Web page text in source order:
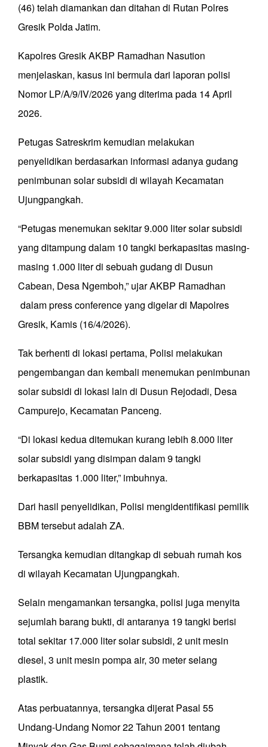
(46) telah diamankan dan ditahan di Rutan Polres
Gresik Polda Jatim.
Kapolres Gresik AKBP Ramadhan Nasution
menjelaskan, kasus ini bermula dari laporan polisi
Nomor LP/A/9/IV/2026 yang diterima pada 14 April
2026.
Petugas Satreskrim kemudian melakukan
penyelidikan berdasarkan informasi adanya gudang
penimbunan solar subsidi di wilayah Kecamatan
Ujungpangkah.
“Petugas menemukan sekitar 9.000 liter solar subsidi
yang ditampung dalam 10 tangki berkapasitas masing-
masing 1.000 liter di sebuah gudang di Dusun
Cabean, Desa Ngemboh,” ujar AKBP Ramadhan
dalam press conference yang digelar di Mapolres
Gresik, Kamis (16/4/2026).
Tak berhenti di lokasi pertama, Polisi melakukan
pengembangan dan kembali menemukan penimbunan
solar subsidi di lokasi lain di Dusun Rejodadi, Desa
Campurejo, Kecamatan Panceng.
“Di lokasi kedua ditemukan kurang lebih 8.000 liter
solar subsidi yang disimpan dalam 9 tangki
berkapasitas 1.000 liter,” imbuhnya.
Dari hasil penyelidikan, Polisi mengidentifikasi pemilik
BBM tersebut adalah ZA.
Tersangka kemudian ditangkap di sebuah rumah kos
di wilayah Kecamatan Ujungpangkah.
Selain mengamankan tersangka, polisi juga menyita
sejumlah barang bukti, di antaranya 19 tangki berisi
total sekitar 17.000 liter solar subsidi, 2 unit mesin
diesel, 3 unit mesin pompa air, 30 meter selang
plastik.
Atas perbuatannya, tersangka dijerat Pasal 55
Undang-Undang Nomor 22 Tahun 2001 tentang